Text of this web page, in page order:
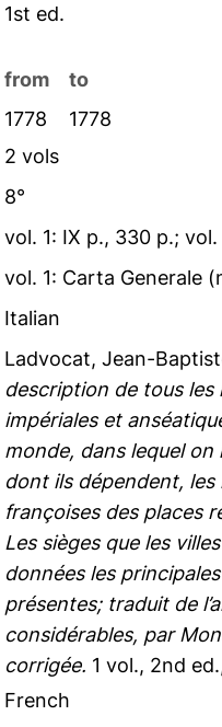
1st ed.
from
to
1778
1778
2 vols
8°
vol. 1: IX p., 330 p.;
vol. 1: Carta Generale
Italian
Ladvocat, Jean-
description de tous les
impériales et
monde, dans lequel
dont ils dépendent, les
françoises des places
Les sièges que les
données les
présentes; traduit de
considérables, par
corrigée. 1 vol., 2nd
French